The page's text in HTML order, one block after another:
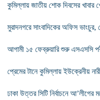
কুমিল্লায় জাতীয় শোক দিবসের
মুরাদনগরে সাংবাদিকের অফিস
আগামী ১৫ ফেব্রুয়ারি শুরু এসএসসি
প্রেমের টানে কুমিল্লায় ইউক্রেনীয়
ঢাকা উত্তর সিটি নির্বাচনে আ’লীগের